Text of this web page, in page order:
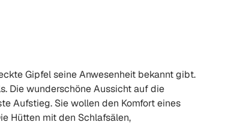
Gipfel seine Anwesenheit bekannt gibt.
Die wunderschöne Aussicht auf die
Aufstieg. Sie wollen den Komfort eines
Hütten mit den Schlafsälen,